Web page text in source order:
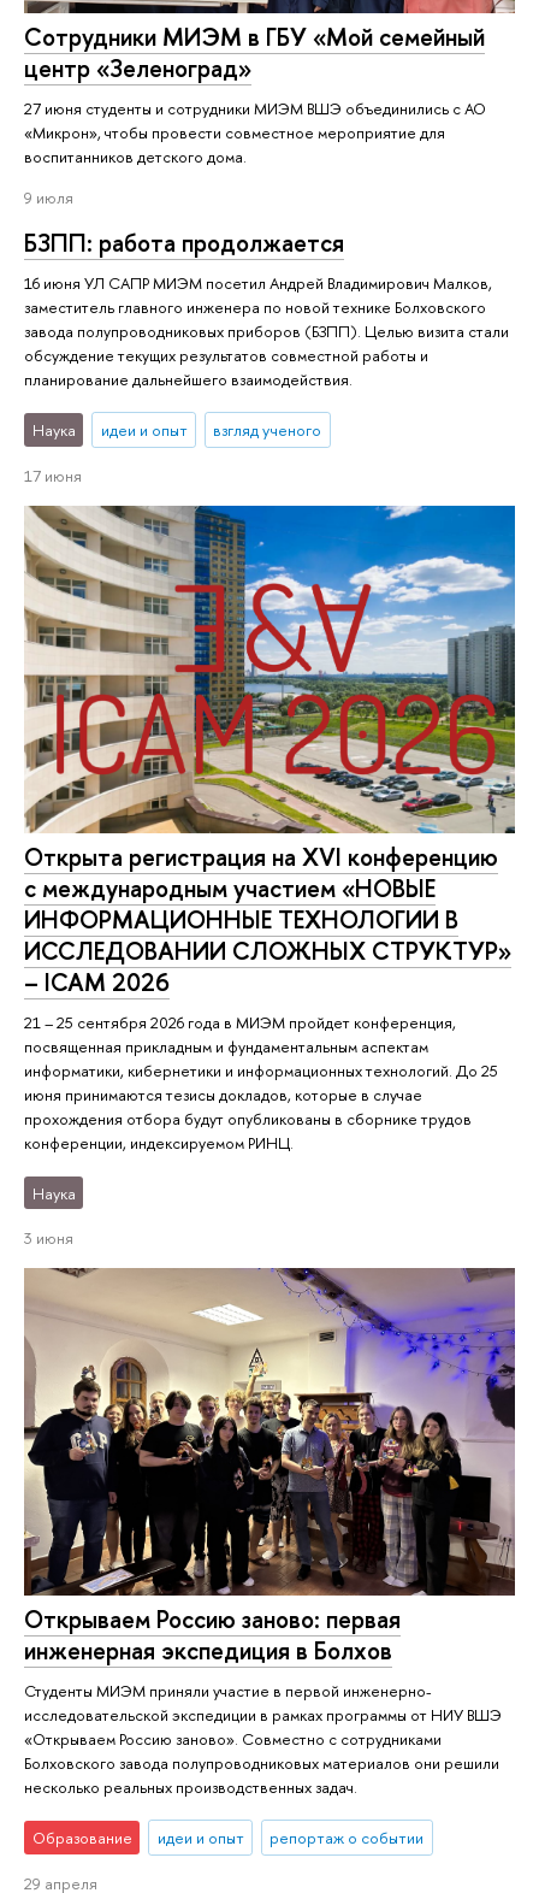
Сотрудники МИЭМ в ГБУ «Мой семейный
центр «Зеленоград»
27 июня студенты и сотрудники МИЭМ ВШЭ объединились с АО
«Микрон», чтобы провести совместное мероприятие для
воспитанников детского дома.
9 июля
БЗПП: работа продолжается
16 июня УЛ САПР МИЭМ посетил Андрей Владимирович Малков,
заместитель главного инженера по новой технике Болховского
завода полупроводниковых приборов (БЗПП). Целью визита стали
обсуждение текущих результатов совместной работы и
планирование дальнейшего взаимодействия.
Наука идеи и опыт взгляд ученого
17 июня
Открыта регистрация на XVI конференцию
с международным участием «НОВЫЕ
ИНФОРМАЦИОННЫЕ ТЕХНОЛОГИИ В
ИССЛЕДОВАНИИ СЛОЖНЫХ СТРУКТУР»
– ICAM 2026
21 – 25 сентября 2026 года в МИЭМ пройдет конференция,
посвященная прикладным и фундаментальным аспектам
информатики, кибернетики и информационных технологий. До 25
июня принимаются тезисы докладов, которые в случае
прохождения отбора будут опубликованы в сборнике трудов
конференции, индексируемом РИНЦ.
Наука
3 июня
Открываем Россию заново: первая
инженерная экспедиция в Болхов
Студенты МИЭМ приняли участие в первой инженерно-
исследовательской экспедиции в рамках программы от НИУ ВШЭ
«Открываем Россию заново». Совместно с сотрудниками
Болховского завода полупроводниковых материалов они решили
несколько реальных производственных задач.
Образование идеи и опыт репортаж о событии
29 апреля